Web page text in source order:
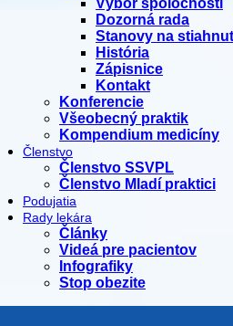
Dozorná rada
Stanovy na
História
Zápisnice
Kontakt
Konferencie
Všeobecný praktik
Kompendium medicíny
Členstvo
Členstvo SSVPL
Členstvo Mladí praktici
Podujatia
Rady lekára
Články
Videá pre pacientov
Infografiky
Stop obezite